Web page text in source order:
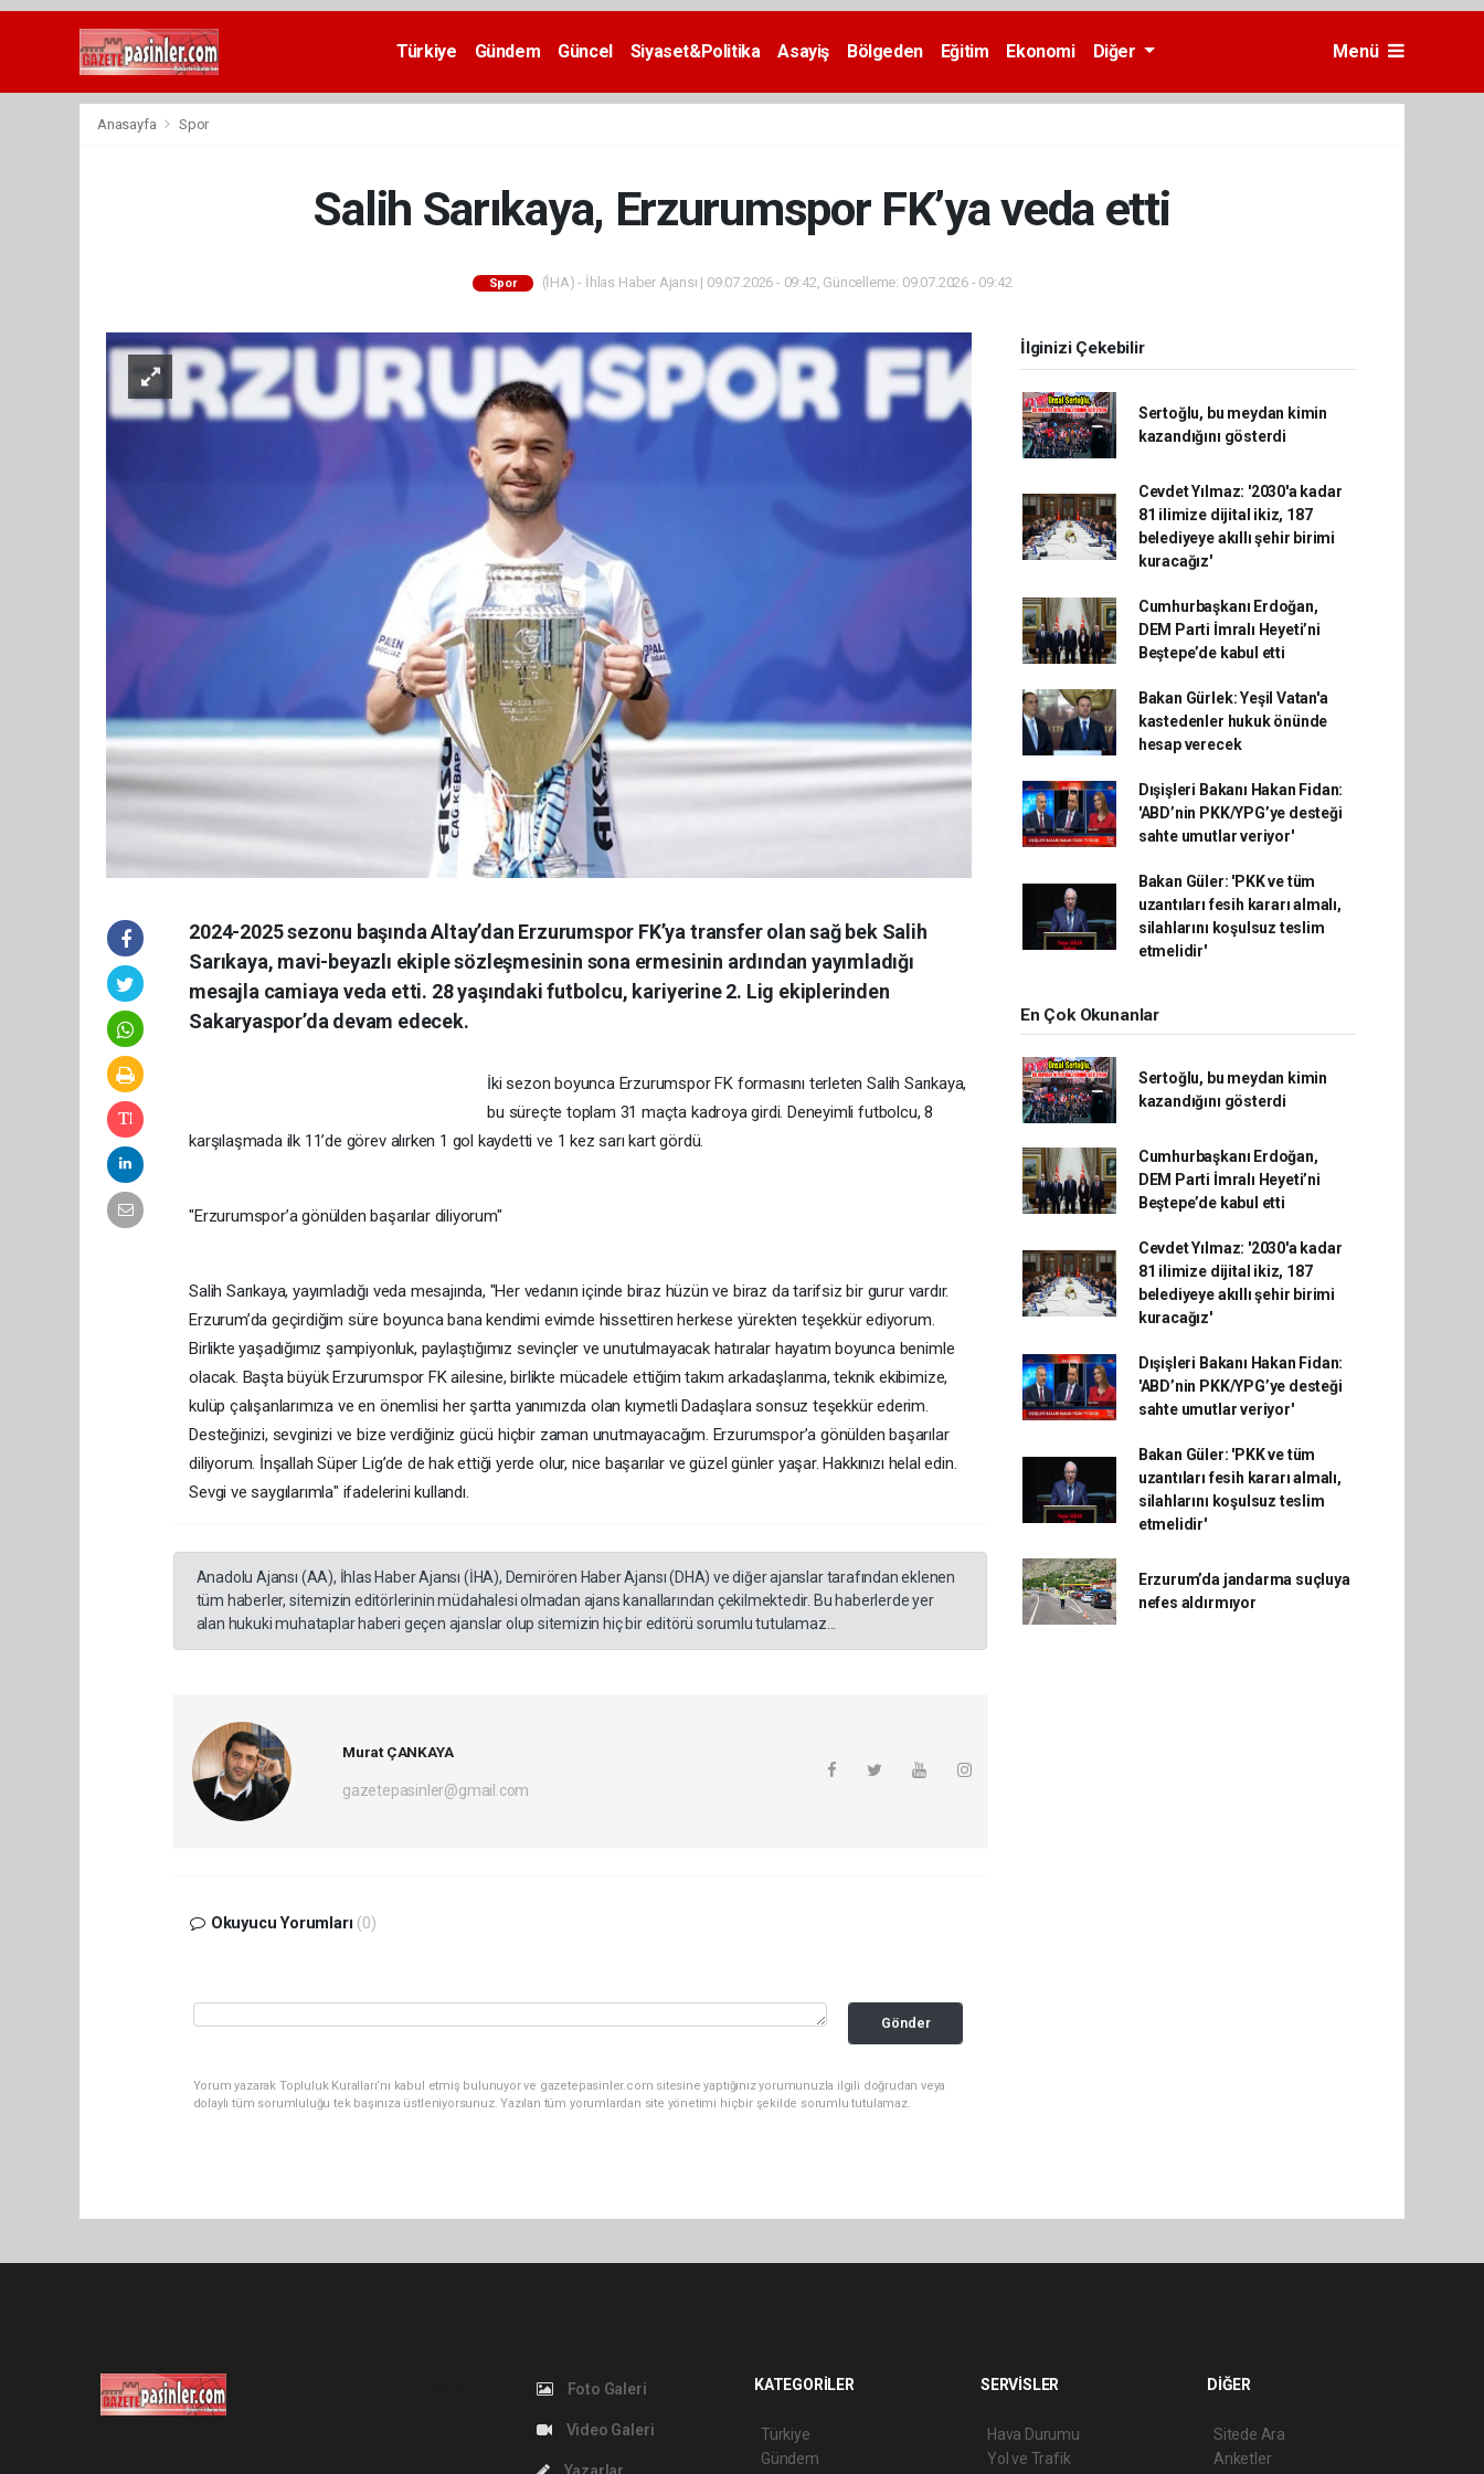
Deneme
Türkiye Gündem Güncel Siyaset&Politika Asayiş Bölgeden Eğitim Ekonomi Diğer Menü
Anasayfa Spor
Salih Sarıkaya, Erzurumspor FK’ya veda etti
Spor (İHA) - İhlas Haber Ajansı | 09.07.2026 - 09:42, Güncelleme: 09.07.2026 - 09:42
2024-2025 sezonu başında Altay’dan Erzurumspor FK’ya transfer olan sağ bek Salih
Sarıkaya, mavi-beyazlı ekiple sözleşmesinin sona ermesinin ardından yayımladığı
mesajla camiaya veda etti. 28 yaşındaki futbolcu, kariyerine 2. Lig ekiplerinden
Sakaryaspor’da devam edecek.
İki sezon boyunca Erzurumspor FK formasını terleten Salih Sarıkaya,
bu süreçte toplam 31 maçta kadroya girdi. Deneyimli futbolcu, 8
karşılaşmada ilk 11’de görev alırken 1 gol kaydetti ve 1 kez sarı kart gördü.
"Erzurumspor’a gönülden başarılar diliyorum"
Salih Sarıkaya, yayımladığı veda mesajında, "Her vedanın içinde biraz hüzün ve biraz da tarifsiz bir gurur vardır.
Erzurum’da geçirdiğim süre boyunca bana kendimi evimde hissettiren herkese yürekten teşekkür ediyorum.
Birlikte yaşadığımız şampiyonluk, paylaştığımız sevinçler ve unutulmayacak hatıralar hayatım boyunca benimle
olacak. Başta büyük Erzurumspor FK ailesine, birlikte mücadele ettiğim takım arkadaşlarıma, teknik ekibimize,
kulüp çalışanlarımıza ve en önemlisi her şartta yanımızda olan kıymetli Dadaşlara sonsuz teşekkür ederim.
Desteğinizi, sevginizi ve bize verdiğiniz gücü hiçbir zaman unutmayacağım. Erzurumspor’a gönülden başarılar
diliyorum. İnşallah Süper Lig’de de hak ettiği yerde olur, nice başarılar ve güzel günler yaşar. Hakkınızı helal edin.
Sevgi ve saygılarımla" ifadelerini kullandı.
Anadolu Ajansı (AA), İhlas Haber Ajansı (İHA), Demirören Haber Ajansı (DHA) ve diğer ajanslar tarafından eklenen
tüm haberler, sitemizin editörlerinin müdahalesi olmadan ajans kanallarından çekilmektedir. Bu haberlerde yer
alan hukuki muhataplar haberi geçen ajanslar olup sitemizin hiç bir editörü sorumlu tutulamaz...
Murat ÇANKAYA
gazetepasinler@gmail.com
Okuyucu Yorumları (0)
Gönder
Yorum yazarak Topluluk Kuralları’nı kabul etmiş bulunuyor ve gazetepasinler.com sitesine yaptığınız yorumunuzla ilgili doğrudan veya
dolaylı tüm sorumluluğu tek başınıza üstleniyorsunuz. Yazılan tüm yorumlardan site yönetimi hiçbir şekilde sorumlu tutulamaz.
İlginizi Çekebilir
Sertoğlu, bu meydan kimin
kazandığını gösterdi
Cevdet Yılmaz: '2030'a kadar
81 ilimize dijital ikiz, 187
belediyeye akıllı şehir birimi
kuracağız'
Cumhurbaşkanı Erdoğan,
DEM Parti İmralı Heyeti’ni
Beştepe’de kabul etti
Bakan Gürlek: Yeşil Vatan'a
kastedenler hukuk önünde
hesap verecek
Dışişleri Bakanı Hakan Fidan:
'ABD’nin PKK/YPG’ye desteği
sahte umutlar veriyor'
Bakan Güler: 'PKK ve tüm
uzantıları fesih kararı almalı,
silahlarını koşulsuz teslim
etmelidir'
En Çok Okunanlar
Sertoğlu, bu meydan kimin
kazandığını gösterdi
Cumhurbaşkanı Erdoğan,
DEM Parti İmralı Heyeti’ni
Beştepe’de kabul etti
Cevdet Yılmaz: '2030'a kadar
81 ilimize dijital ikiz, 187
belediyeye akıllı şehir birimi
kuracağız'
Dışişleri Bakanı Hakan Fidan:
'ABD’nin PKK/YPG’ye desteği
sahte umutlar veriyor'
Bakan Güler: 'PKK ve tüm
uzantıları fesih kararı almalı,
silahlarını koşulsuz teslim
etmelidir'
Erzurum’da jandarma suçluya
nefes aldırmıyor
Foto Galeri
Video Galeri
KATEGORİLER
Türkiye
Gündem
SERVİSLER
Hava Durumu
Yol ve Trafik
DİĞER
Sitede Ara
Anketler